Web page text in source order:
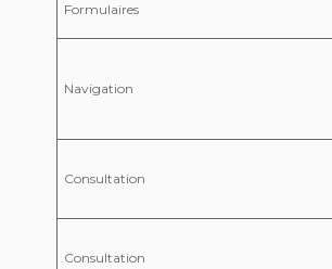
Formulaires
Navigation
Consultation
Consultation